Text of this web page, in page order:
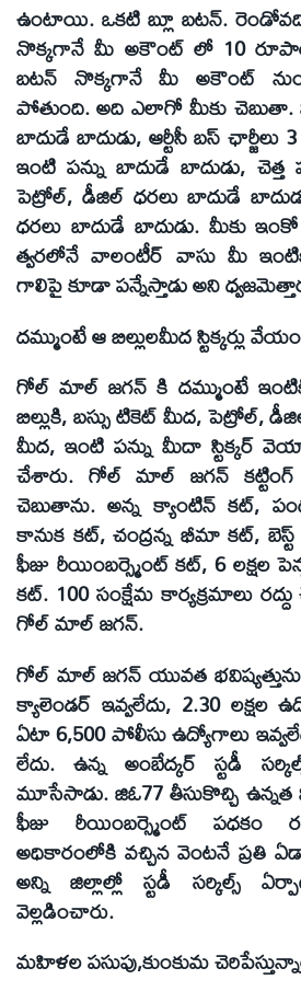
ఉంటాయి. ఒకటి బ్లూ బటన్.
నొక్కగానే మీ అకౌంట్ లో 10
బటన్ నొక్కగానే మీ అకౌంట్
పోతుంది. అది ఎలాగో మీకు చెబుతా.
బాదుడే బాదుడు, ఆర్టీసీ బస్ ఛార్జీలు
ఇంటి పన్ను బాదుడే బాదుడు, చెత్త
పెట్రోల్, డీజిల్ ధరలు బాదుడే
ధరలు బాదుడే బాదుడు. మీకు
త్వరలోనే వాలంటీర్ వాసు మీ
గాలిపై కూడా పన్నేస్తాడు అని
దమ్ముంటే ఆ బిల్లులమీద స్టిక్కర్లు
గోల్ మాల్ జగన్ కి దమ్ముంటే ఇంటికి
బిల్లుకి, బస్సు టికెట్ మీద, పెట్రోల్,
మీద, ఇంటి పన్ను మీదా స్టిక్కర్
చేశారు. గోల్ మాల్ జగన్
చెబుతాను. అన్న క్యాంటిన్ కట్,
కానుక కట్, చంద్రన్న భీమా కట్,
ఫీజు రీయింబర్స్మెంట్ కట్, 6 లక్షల
కట్. 100 సంక్షేమ కార్యక్రమాలు
గోల్ మాల్ జగన్.
గోల్ మాల్ జగన్ యువత
క్యాలెండర్ ఇవ్వలేదు, 2.30 లక్షల
ఏటా 6,500 పోలీసు ఉద్యోగాలు
లేదు. ఉన్న అంబేద్కర్ స్టడీ
మూసేసాడు. జిఓ77 తీసుకొచ్చి ఉన్నత
ఫీజు రీయింబర్స్మెంట్ పధకం
అధికారంలోకి వచ్చిన వెంటనే ప్రతి
అన్ని జిల్లాల్లో స్టడీ సర్కిల్స్
వెల్లడించారు.
మహిళల పసుపు,కుంకుమ